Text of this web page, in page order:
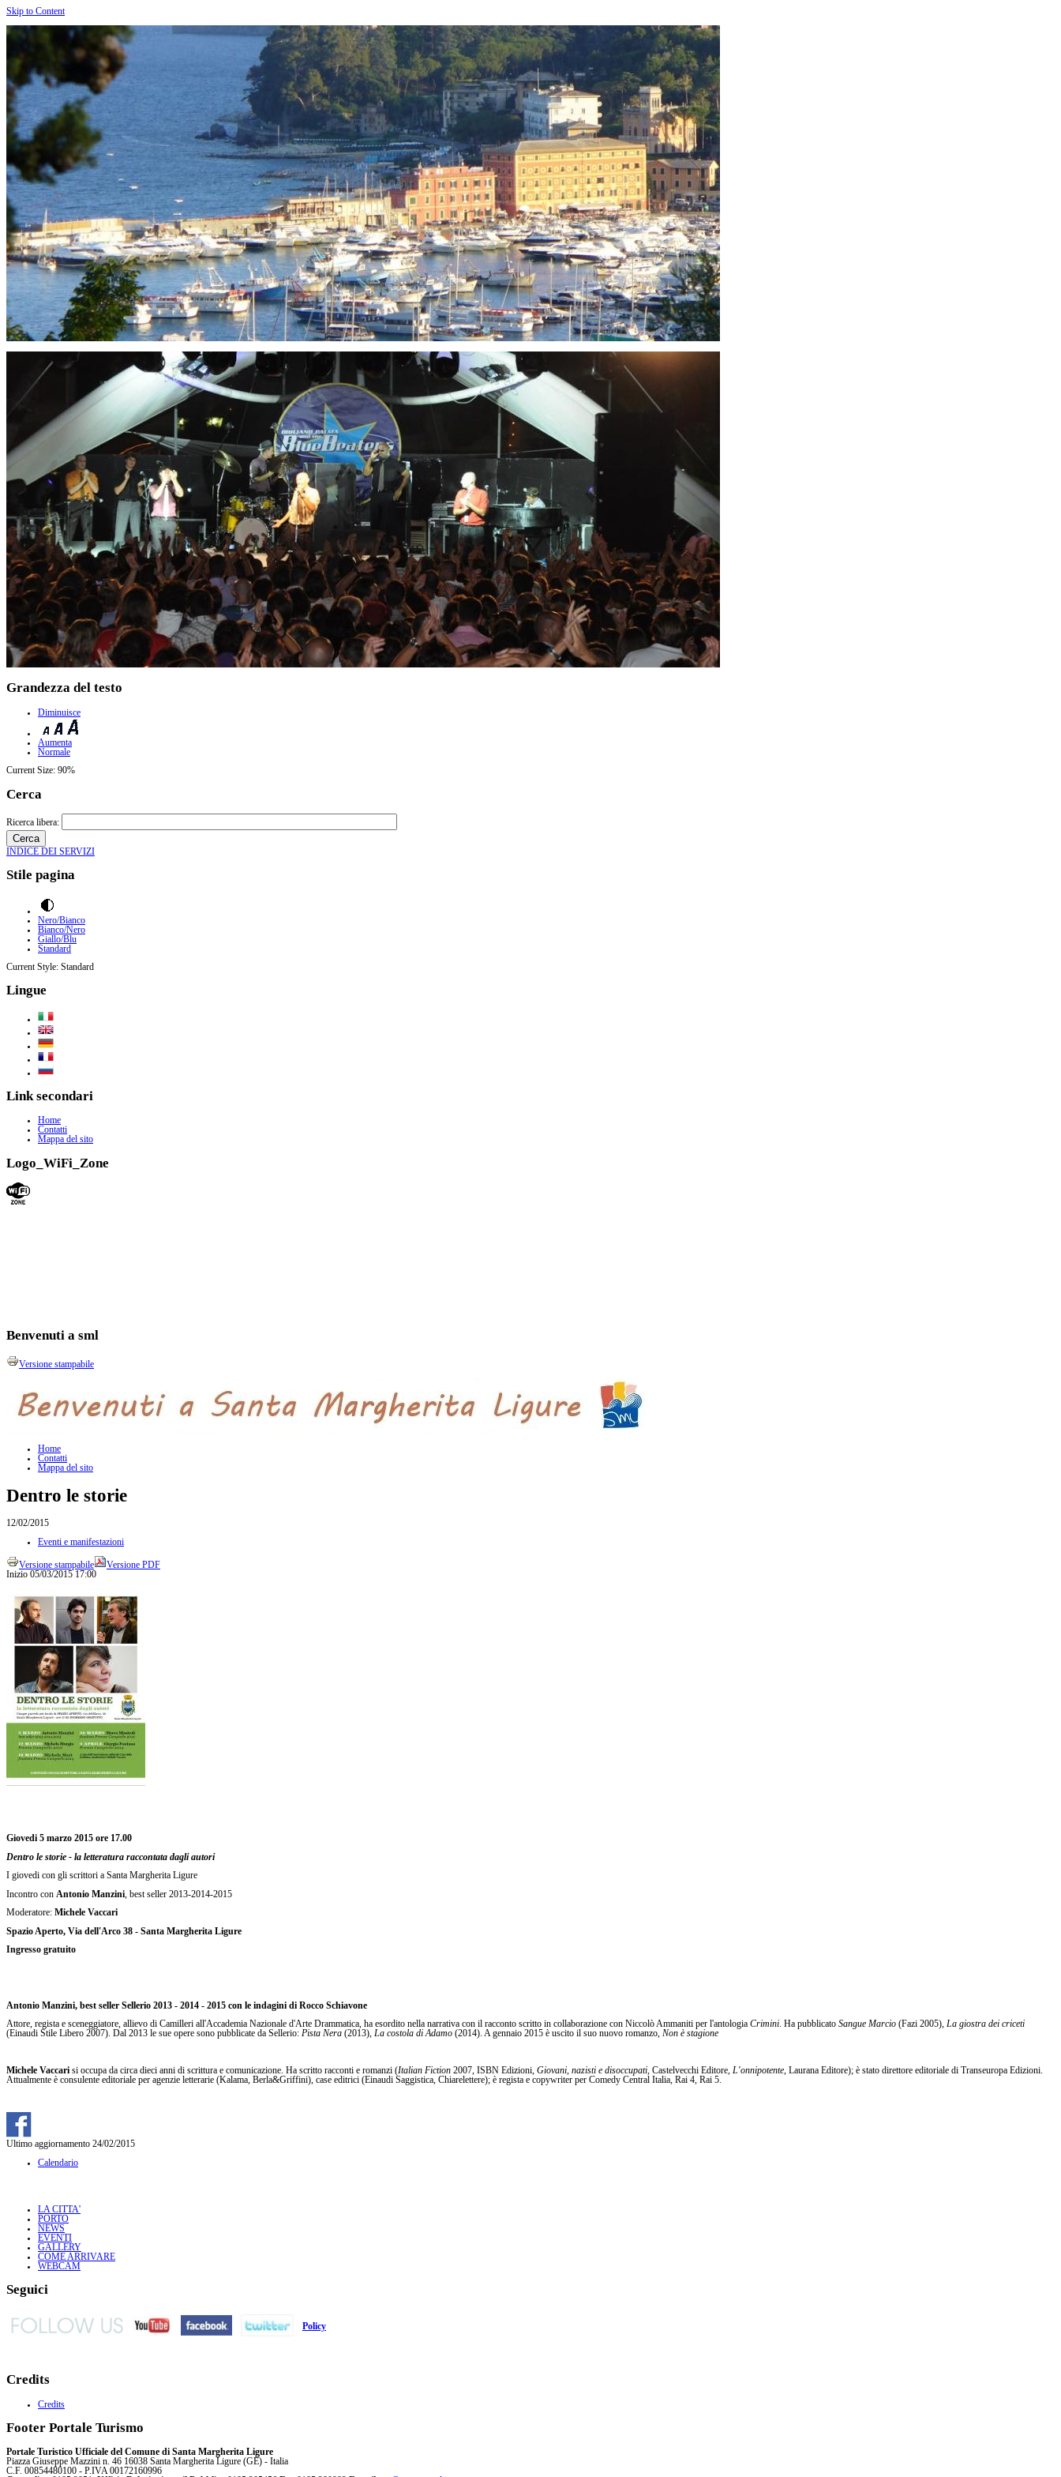
Skip to Content
Grandezza del testo
Diminuisce
Aumenta
Normale
Current Size: 90%
Cerca
Ricerca libera:
INDICE DEI SERVIZI
Stile pagina
Nero/Bianco
Bianco/Nero
Giallo/Blu
Standard
Current Style: Standard
Lingue
Link secondari
Home
Contatti
Mappa del sito
Logo_WiFi_Zone
Benvenuti a sml
Versione stampabile
Home
Contatti
Mappa del sito
Dentro le storie
12/02/2015
Eventi e manifestazioni
Versione stampabile
Versione PDF
Inizio 05/03/2015 17:00
Giovedi 5 marzo 2015 ore 17.00
Dentro le storie - la letteratura raccontata dagli autori
I giovedi con gli scrittori a Santa Margherita Ligure
Incontro con Antonio Manzini , best seller 2013-2014-2015
Moderatore: Michele Vaccari
Spazio Aperto, Via dell'Arco 38 - Santa Margherita Ligure
Ingresso gratuito
Antonio Manzini, best seller Sellerio 2013 - 2014 - 2015 con le indagini di Rocco Schiavone
Attore, regista e sceneggiatore, allievo di Camilleri all'Accademia Nazionale d'Arte Drammatica, ha esordito nella narrativa con il racconto scritto in collaborazione con Niccolò Ammaniti per l'antologia Crimini . Ha pubblicato Sangue Marcio (Fazi 2005), La giostra dei criceti
(Einaudi Stile Libero 2007). Dal 2013 le sue opere sono pubblicate da Sellerio: Pista Nera (2013), La costola di Adamo (2014). A gennaio 2015 è uscito il suo nuovo romanzo, Non è stagione
Michele Vaccari si occupa da circa dieci anni di scrittura e comunicazione. Ha scritto racconti e romanzi (Italian Fiction 2007, ISBN Edizioni, Giovani, nazisti e disoccupati , Castelvecchi Editore, L'onnipotente , Laurana Editore); è stato direttore editoriale di Transeuropa Edizioni.
Attualmente è consulente editoriale per agenzie letterarie (Kalama, Berla&Griffini), case editrici (Einaudi Saggistica, Chiarelettere); è regista e copywriter per Comedy Central Italia, Rai 4, Rai 5.
Ultimo aggiornamento 24/02/2015
Calendario
LA CITTA'
PORTO
NEWS
EVENTI
GALLERY
COME ARRIVARE
WEBCAM
Seguici
Policy
Credits
Credits
Footer Portale Turismo
Portale Turistico Ufficiale del Comune di Santa Margherita Ligure
Piazza Giuseppe Mazzini n. 46 16038 Santa Margherita Ligure (GE) - Italia
C.F. 00854480100 - P.IVA 00172160996